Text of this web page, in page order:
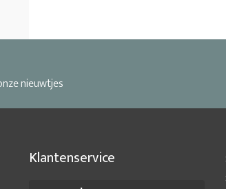
nieuwtjes
Klantenservice